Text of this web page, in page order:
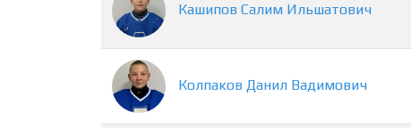
Кашипов Салим Ильшатович
Колпаков Данил Вадимович